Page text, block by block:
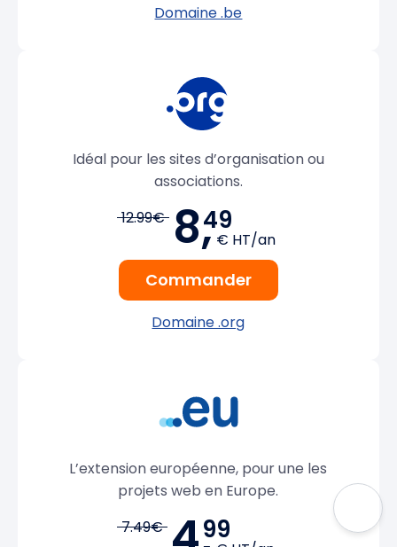
Domaine .be
Idéal pour les sites d’organisation ou
associations.
12.99€ 8,49
€ HT/an
Commander
Domaine .org
L’extension européenne, pour une les
projets web en Europe.
7.49€
99